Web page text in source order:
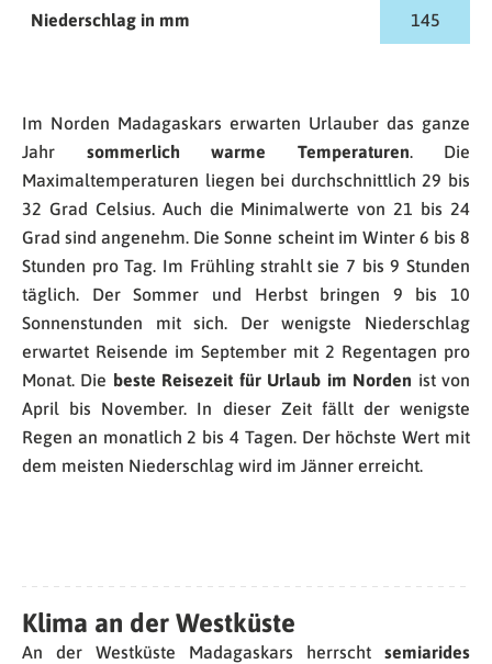
Niederschlag in mm 145
Im Norden Madagaskars erwarten Urlauber das ganze
Jahr sommerlich warme Temperaturen. Die
Maximaltemperaturen liegen bei durchschnittlich 29 bis
32 Grad Celsius. Auch die Minimalwerte von 21 bis 24
Grad sind angenehm. Die Sonne scheint im Winter 6 bis 8
Stunden pro Tag. Im Frühling strahlt sie 7 bis 9 Stunden
täglich. Der Sommer und Herbst bringen 9 bis 10
Sonnenstunden mit sich. Der wenigste Niederschlag
erwartet Reisende im September mit 2 Regentagen pro
Monat. Die beste Reisezeit für Urlaub im Norden ist von
April bis November. In dieser Zeit fällt der wenigste
Regen an monatlich 2 bis 4 Tagen. Der höchste Wert mit
dem meisten Niederschlag wird im Jänner erreicht.
Klima an der Westküste
An der Westküste Madagaskars herrscht semiarides